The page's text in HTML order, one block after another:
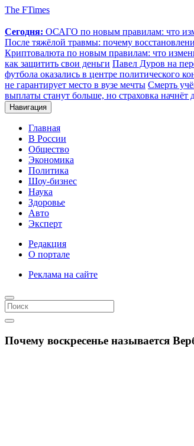
The FTimes
Сегодня: ОСАГО по новым правилам: что
После тяжёлой травмы: почему
Криптовалюта по новым правилам: что
как защитить свои деньги Павел Дуров на
футбола оказались в центре политического
не гарантирует место в вузе мечты Смерть
выплаты станут больше, но страховка начнёт
Навигация
Главная
В России
Общество
Экономика
Политика
Шоу-бизнес
Наука
Здоровье
Авто
Эксперт
Редакция
О портале
Реклама на сайте
Почему воскресенье называется